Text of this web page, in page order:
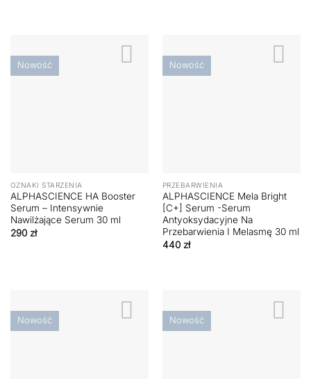
Nowość
OZNAKI STARZENIA
ALPHASCIENCE HA Booster
Serum – Intensywnie
Nawilżające Serum 30 ml
290 zł
Nowość
PRZEBARWIENIA
ALPHASCIENCE Mela Bright
[C+] Serum -Serum
Antyoksydacyjne Na
Przebarwienia I Melasmę 30 ml
440 zł
Nowość Nowość